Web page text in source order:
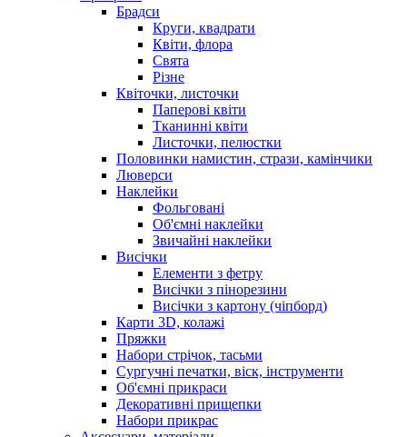
Брадси
Круги, квадрати
Квіти, флора
Свята
Різне
Квіточки, листочки
Паперові квіти
Тканинні квіти
Листочки, пелюстки
Половинки намистин, стрази, камінчики
Люверси
Наклейки
Фольговані
Об'ємні наклейки
Звичайні наклейки
Висічки
Елементи з фетру
Висічки з пінорезини
Висічки з картону (чіпборд)
Карти 3D, колажі
Пряжки
Набори стрічок, тасьми
Сургучні печатки, віск, інструменти
Об'ємні прикраси
Декоративні прищепки
Набори прикрас